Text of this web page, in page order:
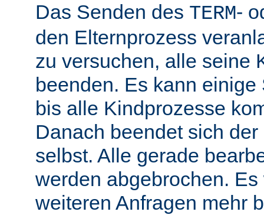
Das Senden des TERM-
den Elternprozess
zu versuchen, alle seine
beenden. Es kann
bis alle Kindprozesse
Danach beendet sich
selbst. Alle gerade
werden abgebrochen.
weiteren Anfragen mehr